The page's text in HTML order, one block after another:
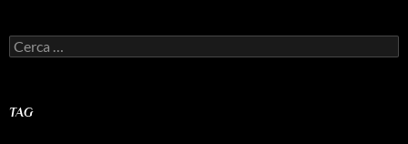
Ricerca
per:
TAG